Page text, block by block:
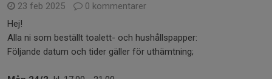
23 feb 2025
0 kommentarer
Hej!
Alla ni som beställt toalett- och hushållspapper:
Följande datum och tider gäller för uthämtning;